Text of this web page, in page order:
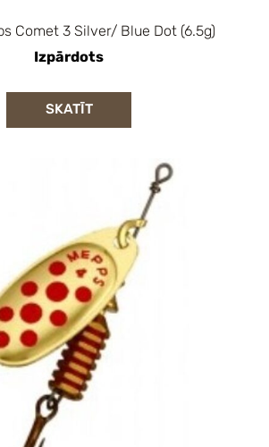
Comet 3 Silver/ Blue Dot (6.5g)
Izpārdots
SKATĪT